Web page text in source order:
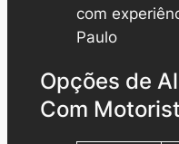
com
Paulo
Opções de
Com